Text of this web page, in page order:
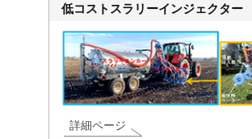
低コストスラリーインジェクター
詳細ページ